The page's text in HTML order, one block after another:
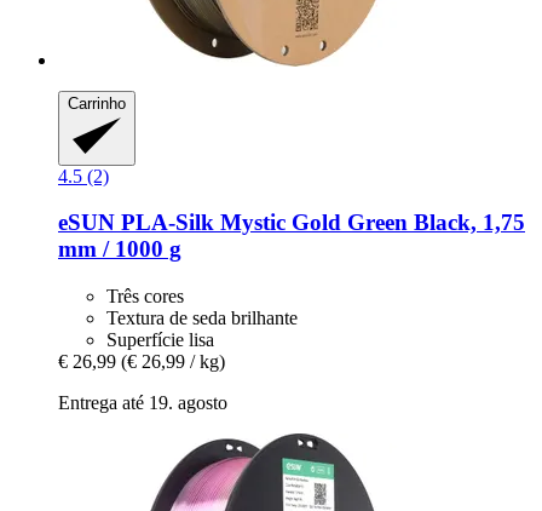
Carrinho
4.5 (2)
eSUN PLA-​Silk Mystic Gold Green Black, 1,75
mm / 1000 g
Três cores
Textura de seda brilhante
Superfície lisa
€ 26,99 (€ 26,99 / kg)
Entrega até 19. agosto